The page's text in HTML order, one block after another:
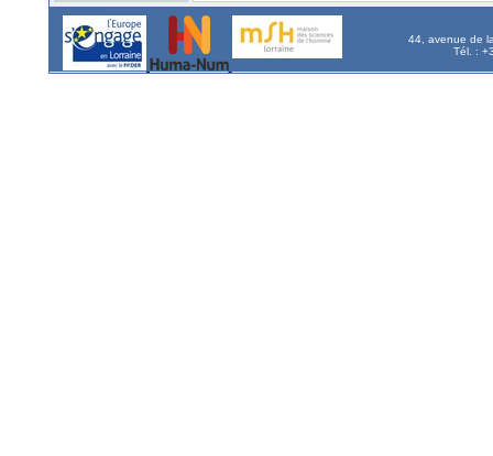
44, avenue de
Tél. :